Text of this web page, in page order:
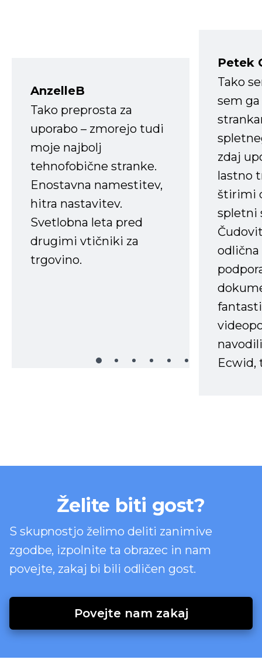
AnzelleB
Tako preprosta za
uporabo – zmorejo tudi
moje najbolj
tehnofobične stranke.
Enostavna namestitev,
hitra nastavitev.
Svetlobna leta pred
drugimi vtičniki za
trgovino.
Petek
Tako
sem
zdaj
lastno
štirimi
spletni
Ecwid,
Želite biti gost?
S skupnostjo želimo deliti zanimive
zgodbe, izpolnite ta obrazec in nam
povejte, zakaj bi bili odličen gost.
Povejte nam zakaj